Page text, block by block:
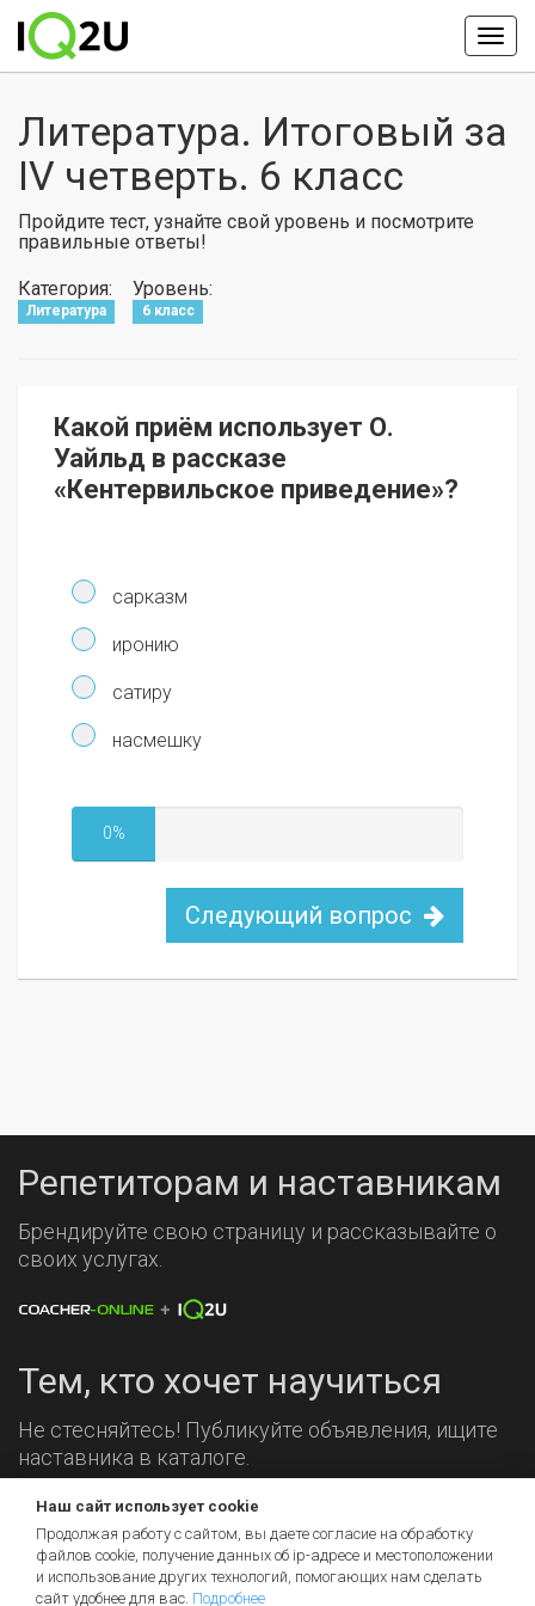
Литература. Итоговый за
IV четверть. 6 класс
Пройдите тест, узнайте свой уровень и посмотрите
правильные ответы!
Категория:
Литература
Уровень:
6 класс
Какой приём использует О.
Уайльд в рассказе
«Кентервильское приведение»?
сарказм
иронию
сатиру
насмешку
0%
Следующий вопрос
Репетиторам и наставникам
Брендируйте свою страницу и рассказывайте о
своих услугах.
Тем, кто хочет научиться
Не стесняйтесь! Публикуйте объявления, ищите
наставника в каталоге.
Мы на связи!
Наш сайт использует cookie
Продолжая работу с сайтом, вы даете согласие на обработку
файлов cookie, получение данных об ip-адресе и местоположении
и использование других технологий, помогающих нам сделать
сайт удобнее для вас. Подробнее